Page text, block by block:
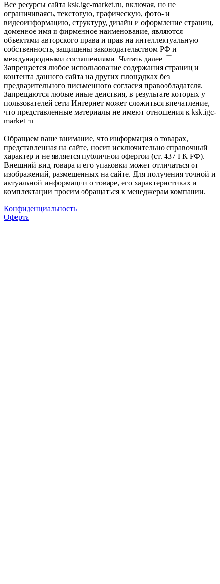
Все ресурсы сайта ksk.igc-market.ru, включая, но не
ограничиваясь, текстовую, графическую, фото- и
видеоинформацию, структуру, дизайн и оформление страниц,
доменное имя и фирменное наименование, являются
объектами авторского права и прав на интеллектуальную
собственность, защищены законодательством РФ и
международными соглашениями. Читать далее
Запрещается любое использование содержания страниц и
контента данного сайта на других площадках без
предварительного письменного согласия правообладателя.
Запрещаются любые иные действия, в результате которых у
пользователей сети Интернет может сложиться впечатление,
что представленные материалы не имеют отношения к ksk.igc-
market.ru.
Обращаем ваше внимание, что информация о товарах,
представленная на сайте, носит исключительно справочный
характер и не является публичной офертой (ст. 437 ГК РФ).
Внешний вид товара и его упаковки может отличаться от
изображений, размещенных на сайте. Для получения точной и
актуальной информации о товаре, его характеристиках и
комплектации просим обращаться к менеджерам компании.
Конфиденциальность
Оферта